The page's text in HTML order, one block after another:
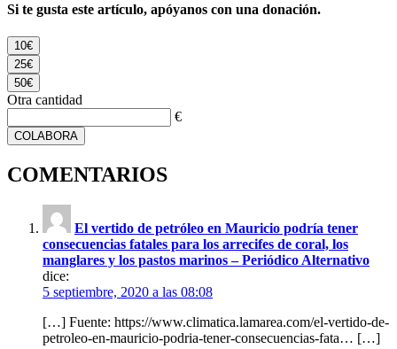
Si te gusta este artículo, apóyanos con una donación.
10€
25€
50€
Otra cantidad
€
COLABORA
COMENTARIOS
El vertido de petróleo en Mauricio podría tener
consecuencias fatales para los arrecifes de coral, los
manglares y los pastos marinos – Periódico Alternativo
dice:
5 septiembre, 2020 a las 08:08
[…] Fuente: https://www.climatica.lamarea.com/el-vertido-de-
petroleo-en-mauricio-podria-tener-consecuencias-fata… […]